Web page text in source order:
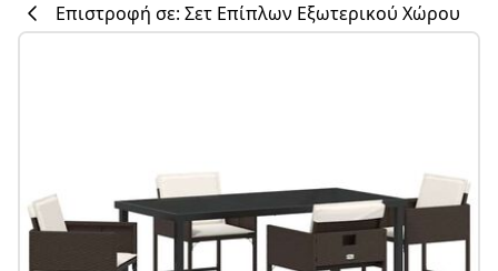
#sharemevidaxl
Επιστροφή σε: Σετ Επίπλων Εξωτερικού Χώρου